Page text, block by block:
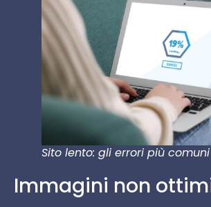
Sito lento: gli errori più
Immagini non